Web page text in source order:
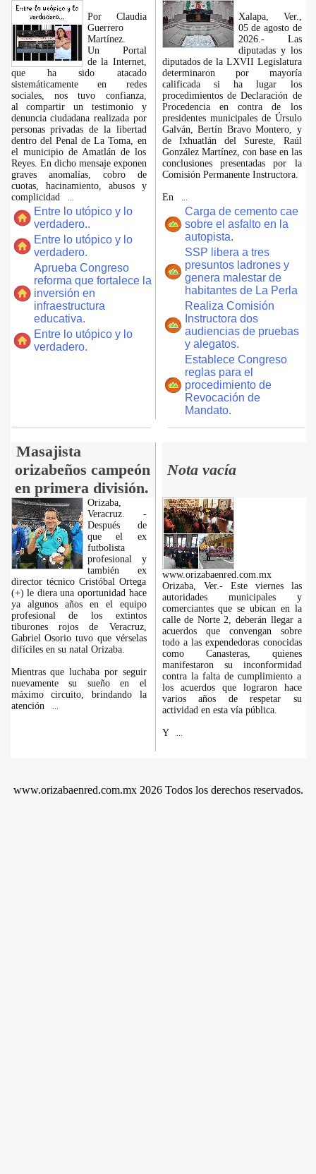
Por Claudia
Guerrero
Martínez.
​Un Portal
de la Internet,
que ha sido atacado
sistemáticamente en redes
sociales, nos tuvo confianza,
al compartir un testimonio y
denuncia ciudadana realizada por
personas privadas de la libertad
dentro del Penal de La Toma, en
el municipio de Amatlán de los
Reyes. En dicho mensaje exponen
graves anomalías, cobro de
cuotas, hacinamiento, abusos y
complicidad
Entre lo utópico y lo
verdadero..
Entre lo utópico y lo
verdadero.
Aprueba Congreso
reforma que fortalece la
inversión en
infraestructura
educativa.
Entre lo utópico y lo
verdadero.
Xalapa, Ver.,
05 de agosto de
2026.- Las
diputadas y los
diputados de la LXVII Legislatura
determinaron por mayoría
calificada si ha lugar los
procedimientos de Declaración de
Procedencia en contra de los
presidentes municipales de Úrsulo
Galván, Bertín Bravo Montero, y
de Ixhuatlán del Sureste, Raúl
González Martínez, con base en las
conclusiones presentadas por la
Comisión Permanente Instructora.
En
Carga de cemento cae
sobre el asfalto en la
autopista.
SSP libera a tres
presuntos ladrones y
genera malestar de
habitantes de La Perla
Realiza Comisión
Instructora dos
audiencias de pruebas
y alegatos.
Establece Congreso
reglas para el
procedimiento de
Revocación de
Mandato.
Masajista
orizabeños campeón
en primera división.
Nota vacía
Orizaba,
Veracruz. -
Después de
que el ex
futbolista
profesional y
también ex
director técnico Cristóbal Ortega
(+) le diera una oportunidad hace
ya algunos años en el equipo
profesional de los extintos
tiburones rojos de Veracruz,
Gabriel Osorio tuvo que vérselas
difíciles en su natal Orizaba.
Mientras que luchaba por seguir
nuevamente su sueño en el
máximo circuito, brindando la
atención
www.orizabaenred.com.mx
Orizaba, Ver.- Este viernes las
autoridades municipales y
comerciantes que se ubican en la
calle de Norte 2, deberán llegar a
acuerdos que convengan sobre
todo a las expendedoras conocidas
como Canasteras, quienes
manifestaron su inconformidad
contra la falta de cumplimiento a
los acuerdos que lograron hace
varios años de respetar su
actividad en esta vía pública.
Y
www.orizabaenred.com.mx 2026 Todos los derechos reservados.